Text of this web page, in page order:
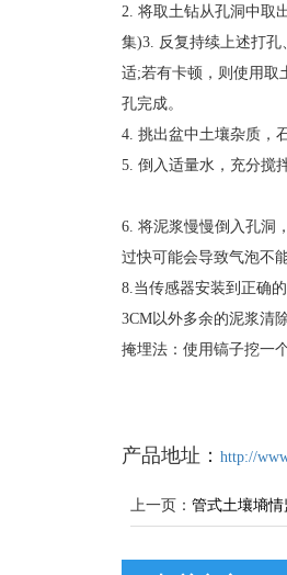
2. 将取土钻从孔洞中取
集)3. 反复持续上述打
适;若有卡顿，则使用取
孔完成。
4. 挑出盆中土壤杂质，
5. 倒入适量水，充分搅
6. 将泥浆慢慢倒入孔洞
过快可能会导致气泡不
8.当传感器安装到正确
3CM以外多余的泥浆清
掩埋法：使用镐子挖一
产品地址：http://
上一页：管式土壤墒